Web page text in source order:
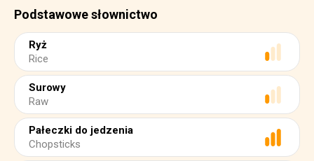
Podstawowe słownictwo
Ryż
Rice
Surowy
Raw
Pałeczki do jedzenia
Chopsticks